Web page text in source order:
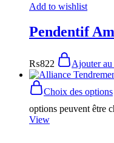
Add to wishlist
Pendentif
₨822 Ajouter au
Choix des options
options peuvent être
View